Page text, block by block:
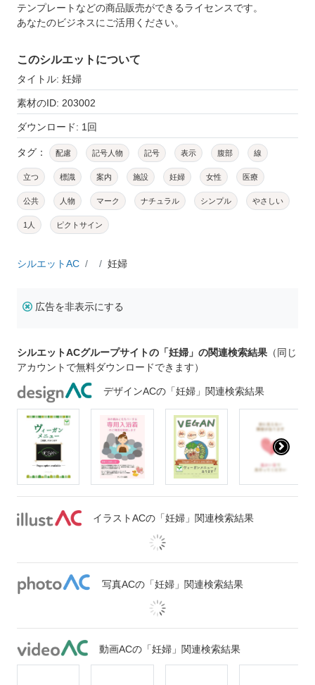
テンプレートなどの商品販売ができるライセンスです。
あなたのビジネスにご活用ください。
このシルエットについて
タイトル: 妊婦
素材のID: 203002
ダウンロード: 1回
タグ： 配慮 記号人物 記号 表示 腹部 線
立つ 標識 案内 施設 妊婦 女性 医療
公共 人物 マーク ナチュラル シンプル やさしい
1人 ピクトサイン
シルエットAC 妊婦
広告を非表示にする
シルエットACグループサイトの「妊婦」の関連検索結果 （同じ
アカウントで無料ダウンロードできます）
デザインACの「妊婦」関連検索結果
イラストACの「妊婦」関連検索結果
写真ACの「妊婦」関連検索結果
動画ACの「妊婦」関連検索結果